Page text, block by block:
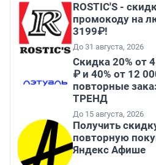
ROSTIC'S -
промокоду на
3199₽!
До 31 августа, 2026
Скидка 20% от
₽ и 40% от 12
повторные
ТРЕНД
До 15 августа, 2026
Получить
повторную
Яндекс Афише